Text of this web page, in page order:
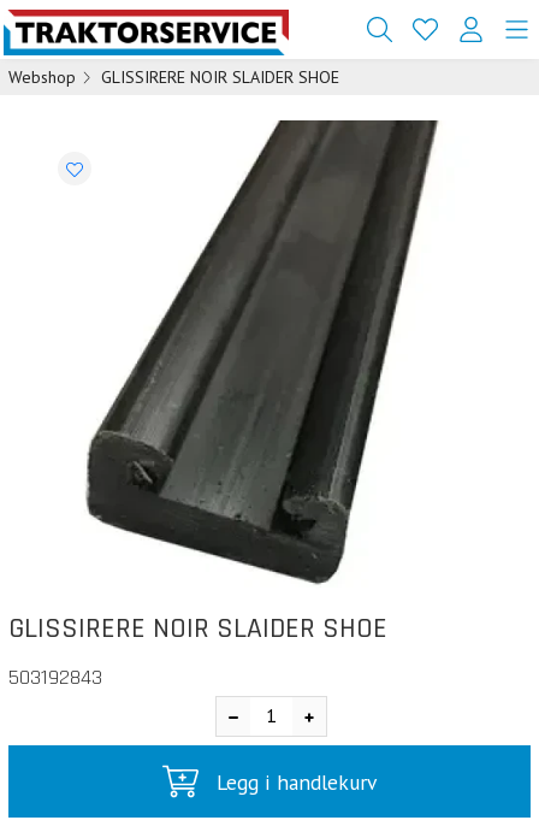
Webshop GLISSIRERE NOIR SLAIDER SHOE
GLISSIRERE NOIR SLAIDER SHOE
503192843
Legg i handlekurv